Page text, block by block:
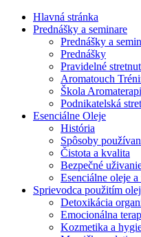
Hlavná stránka
Prednášky a seminare
Prednášky a
Prednášky
Pravidelné
Aromatouch
Škola
Podnikatelská
Esenciálne Oleje
História
Spôsoby
Čistota a kvalita
Bezpečné
Esenciálne oleje a
Sprievodca použitím
Detoxikácia
Emocionálna
Kozmetika a